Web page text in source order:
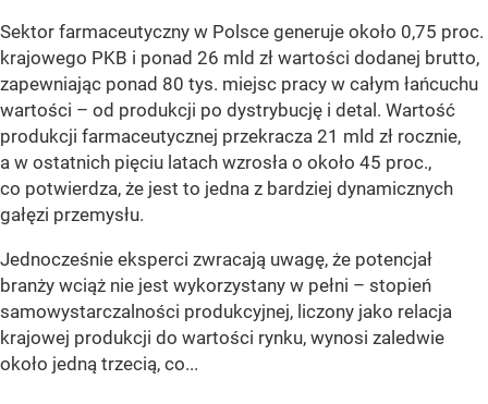
Sektor farmaceutyczny w Polsce generuje około 0,75 proc.
krajowego PKB i ponad 26 mld zł wartości dodanej brutto,
zapewniając ponad 80 tys. miejsc pracy w całym łańcuchu
wartości – od produkcji po dystrybucję i detal. Wartość
produkcji farmaceutycznej przekracza 21 mld zł rocznie,
a w ostatnich pięciu latach wzrosła o około 45 proc.,
co potwierdza, że jest to jedna z bardziej dynamicznych
gałęzi przemysłu.
Jednocześnie eksperci zwracają uwagę, że potencjał
branży wciąż nie jest wykorzystany w pełni – stopień
samowystarczalności produkcyjnej, liczony jako relacja
krajowej produkcji do wartości rynku, wynosi zaledwie
około jedną trzecią, co...